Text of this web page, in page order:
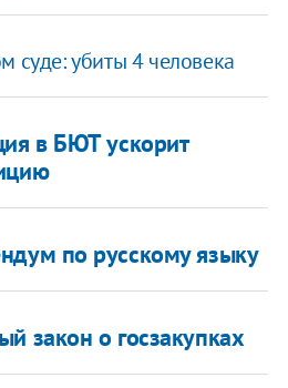
суде: убиты 4 человека
в БЮТ ускорит
по русскому языку
закон о госзакупках